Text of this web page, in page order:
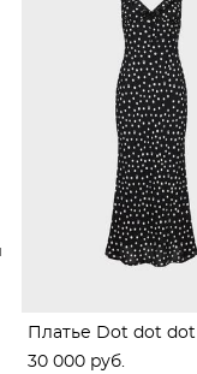
Платье Dot dot dot
30 000 pуб.